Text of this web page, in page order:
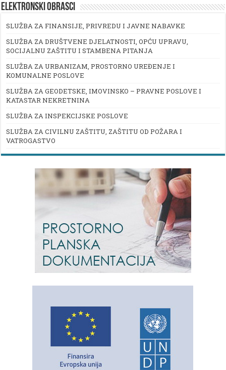
ELEKTRONSKI OBRASCI
SLUŽBA ZA FINANSIJE, PRIVREDU I JAVNE NABAVKE
SLUŽBA ZA DRUŠTVENE DJELATNOSTI, OPĆU UPRAVU,
SOCIJALNU ZAŠTITU I STAMBENA PITANJA
SLUŽBA ZA URBANIZAM, PROSTORNO UREĐENJE I
KOMUNALNE POSLOVE
SLUŽBA ZA GEODETSKE, IMOVINSKO – PRAVNE POSLOVE I
KATASTAR NEKRETNINA
SLUŽBA ZA INSPEKCIJSKE POSLOVE
SLUŽBA ZA CIVILNU ZAŠTITU, ZAŠTITU OD POŽARA I
VATROGASTVO